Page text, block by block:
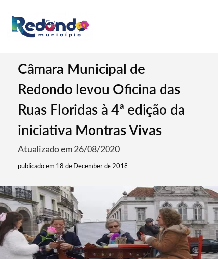
Câmara Municipal de
Redondo levou Oficina das
Ruas Floridas à 4ª edição da
iniciativa Montras Vivas
Atualizado em 26/08/2020
publicado em 18 de December de 2018